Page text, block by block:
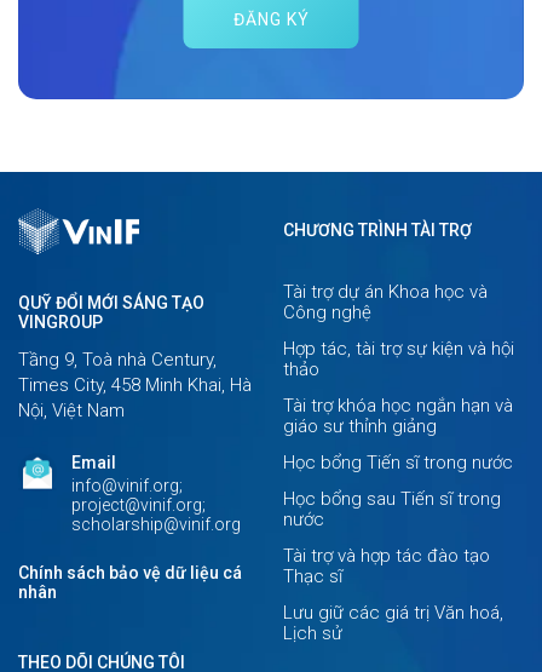
ĐĂNG KÝ
QUỸ ĐỔI MỚI SÁNG TẠO
VINGROUP
Tầng 9, Toà nhà Century,
Times City, 458 Minh Khai, Hà
Nội, Việt Nam
Email
info@vinif.org;
project@vinif.org;
scholarship@vinif.org
Chính sách bảo vệ dữ liệu cá
nhân
CHƯƠNG TRÌNH TÀI TRỢ
Tài trợ dự án Khoa học và
Công nghệ
Hợp tác, tài trợ sự kiện và hội
thảo
Tài trợ khóa học ngắn hạn và
giáo sư thỉnh giảng
Học bổng Tiến sĩ trong nước
Học bổng sau Tiến sĩ trong
nước
Tài trợ và hợp tác đào tạo
Thạc sĩ
Lưu giữ các giá trị Văn hoá,
Lịch sử
THEO DÕI CHÚNG TÔI